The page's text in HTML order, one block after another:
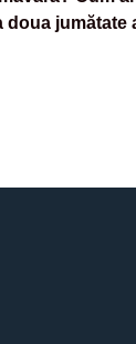
doua jumătate